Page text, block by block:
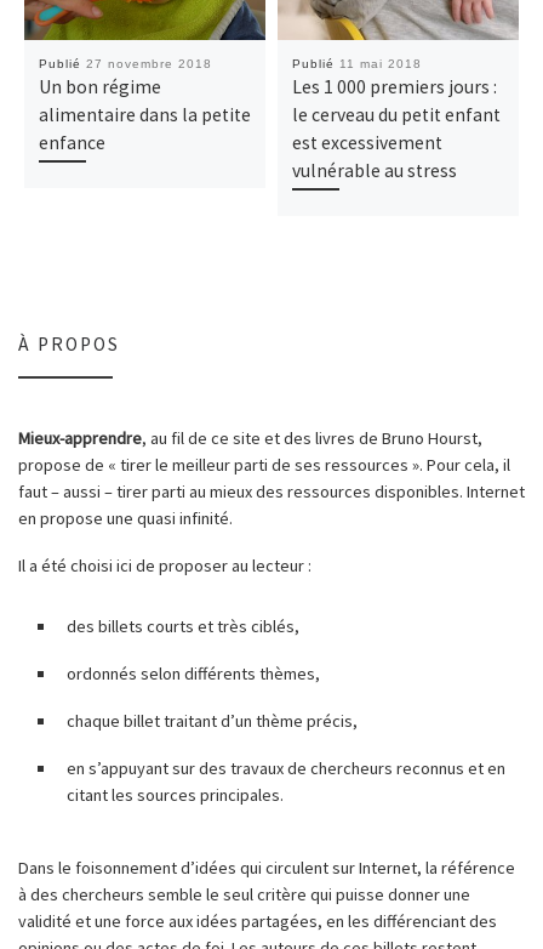
Publié 27 novembre 2018
Un bon régime
alimentaire dans la petite
enfance
Publié 11 mai 2018
Les 1 000 premiers jours :
le cerveau du petit enfant
est excessivement
vulnérable au stress
À PROPOS
Mieux-apprendre, au fil de ce site et des livres de Bruno Hourst,
propose de « tirer le meilleur parti de ses ressources ». Pour cela, il
faut – aussi – tirer parti au mieux des ressources disponibles. Internet
en propose une quasi infinité.
Il a été choisi ici de proposer au lecteur :
des billets courts et très ciblés,
ordonnés selon différents thèmes,
chaque billet traitant d’un thème précis,
en s’appuyant sur des travaux de chercheurs reconnus et en
citant les sources principales.
Dans le foisonnement d’idées qui circulent sur Internet, la référence
à des chercheurs semble le seul critère qui puisse donner une
validité et une force aux idées partagées, en les différenciant des